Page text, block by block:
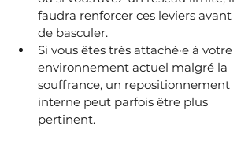
faudra renforcer ces leviers avant
de basculer.
Si vous êtes très attaché·e à votre
environnement actuel malgré la
souffrance, un repositionnement
interne peut parfois être plus
pertinent.